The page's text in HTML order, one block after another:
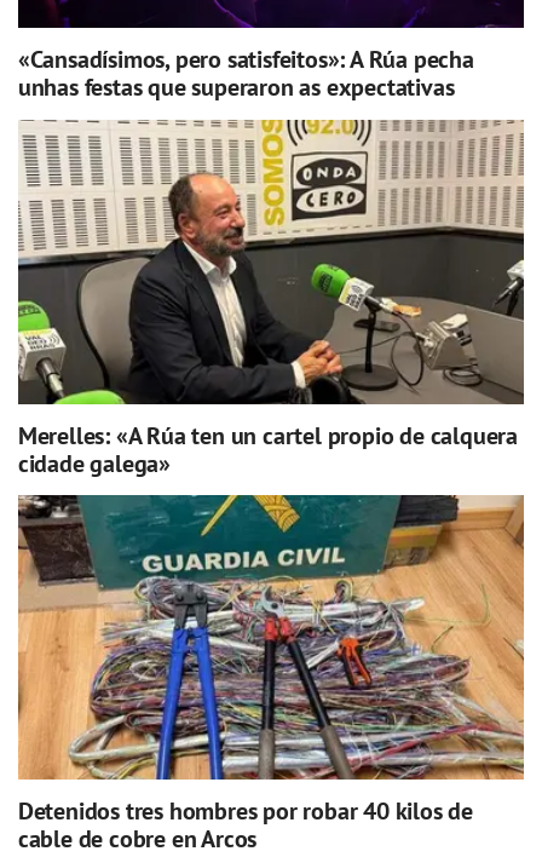
«Cansadísimos, pero satisfeitos»: A Rúa pecha
unhas festas que superaron as expectativas
Merelles: «A Rúa ten un cartel propio de calquera
cidade galega»
Detenidos tres hombres por robar 40 kilos de
cable de cobre en Arcos